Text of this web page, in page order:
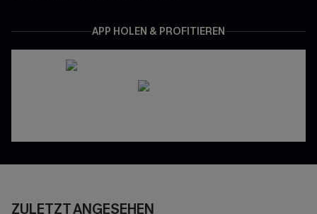
APP HOLEN & PROFITIEREN
ZULETZT ANGESEHEN